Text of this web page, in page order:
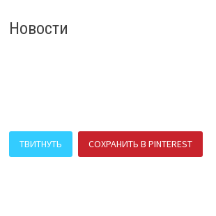
Новости
ТВИТНУТЬ СОХРАНИТЬ В PINTEREST